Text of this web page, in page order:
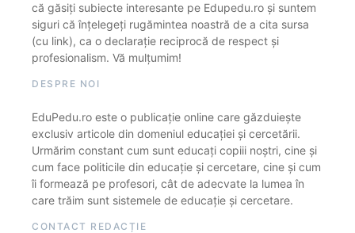
că găsiți subiecte interesante pe Edupedu.ro și suntem
siguri că înțelegeți rugămintea noastră de a cita sursa
(cu link), ca o declarație reciprocă de respect și
profesionalism. Vă mulțumim!
DESPRE NOI
EduPedu.ro este o publicație online care găzduiește
exclusiv articole din domeniul educației și cercetării.
Urmărim constant cum sunt educați copiii noștri, cine și
cum face politicile din educație și cercetare, cine și cum
îi formează pe profesori, cât de adecvate la lumea în
care trăim sunt sistemele de educație și cercetare.
CONTACT REDACȚIE